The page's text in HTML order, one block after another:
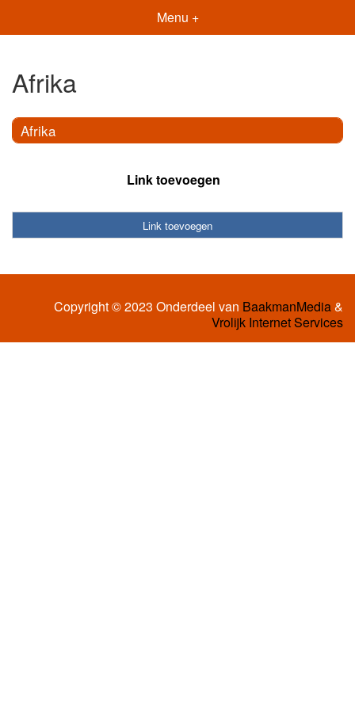
Menu +
Afrika
Afrika
Link toevoegen
Link toevoegen
Copyright © 2023 Onderdeel van BaakmanMedia&
Vrolijk Internet Services